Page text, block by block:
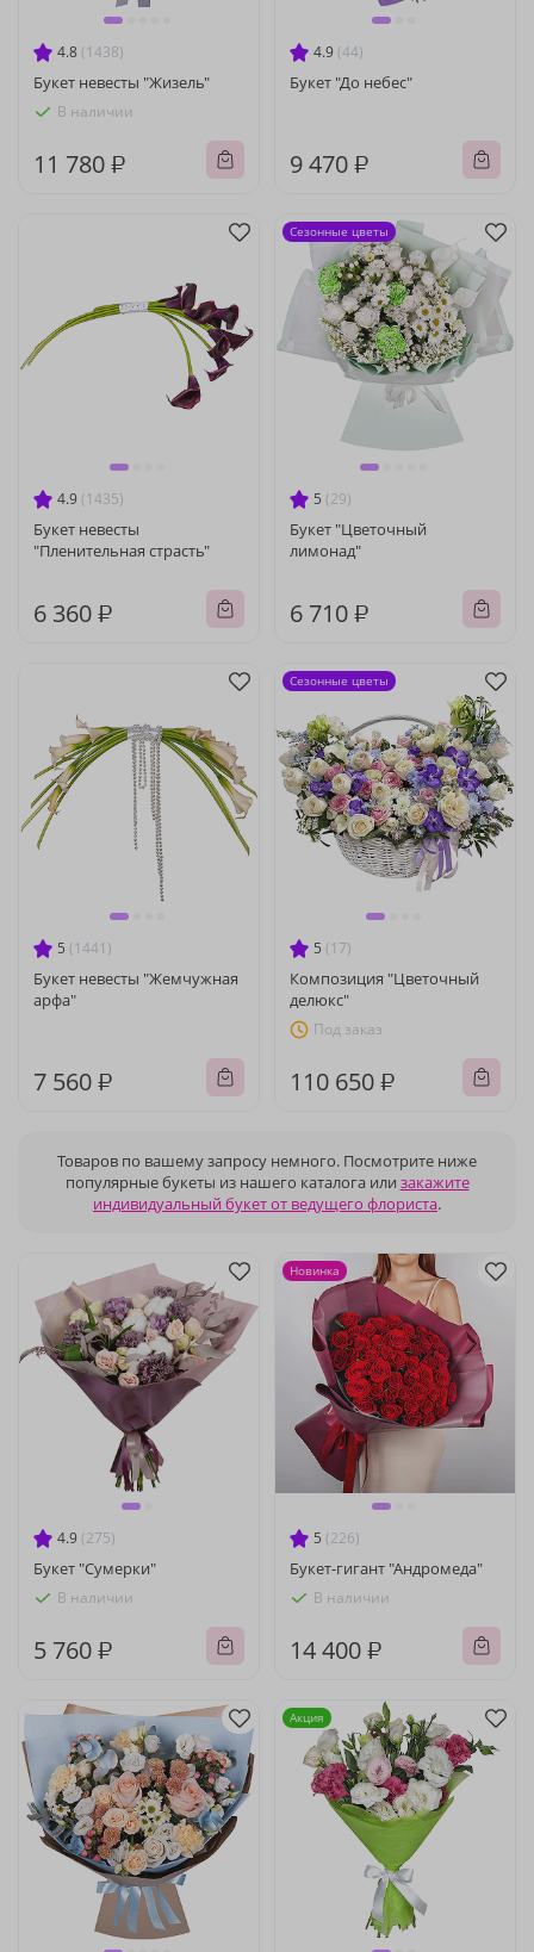
4.8 (1438)
Букет невесты "Жизель"
В наличии
11 780 ₽
4.9 (44)
Букет "До небес"
9 470 ₽
4.9 (1435)
Букет невесты
"Пленительная страсть"
6 360 ₽
5 (29)
Букет "Цветочный
лимонад"
6 710 ₽
Сезонные цветы
5 (1441)
Букет невесты "Жемчужная
арфа"
7 560 ₽
5 (17)
Композиция "Цветочный
делюкс"
Под заказ
110 650 ₽
Сезонные цветы
Товаров по вашему запросу немного. Посмотрите ниже
популярные букеты из нашего каталога или закажите
индивидуальный букет от ведущего флориста.
4.9 (275)
Букет "Сумерки"
В наличии
5 760 ₽
5 (226)
Букет-гигант "Андромеда"
В наличии
14 400 ₽
Новинка
Акция